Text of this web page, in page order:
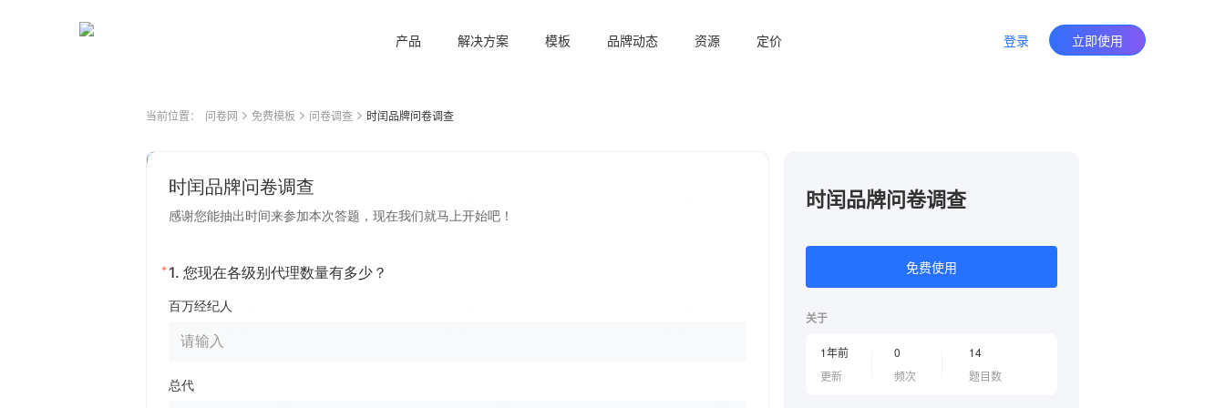
产品 解决方案 模板 品牌动态 资源 定价 登录 立即使用
当前位置： 问卷网 免费模板 问卷调查 时闰品牌问卷调查
时闰品牌问卷调查
免费使用
关于
1年前
更新
0
频次
14
题目数